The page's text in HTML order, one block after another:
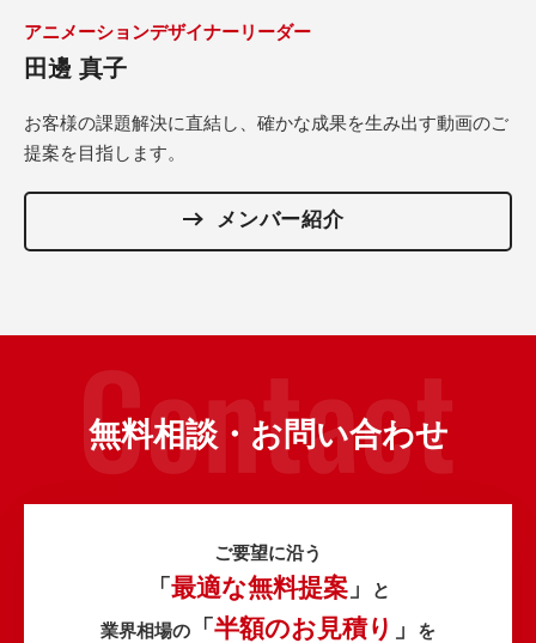
アニメーションデザイナーリーダー
田邊 真子
お客様の課題解決に直結し、確かな成果を生み出す動画のご
提案を目指します。
メンバー紹介
無料相談・お問い合わせ
ご要望に沿う
「 最適な無料提案」
と
業界相場の
「 半額のお見積り 」
を